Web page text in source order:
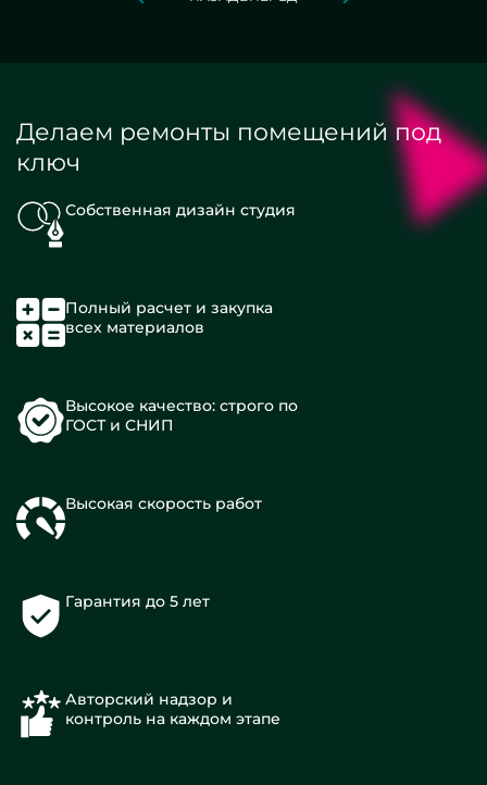
Делаем ремонты помещений под
ключ
Собственная дизайн студия
Полный расчет и закупка
всех материалов
Высокое качество: строго по
ГОСТ и СНИП
Высокая скорость работ
Гарантия до 5 лет
Авторский надзор и
контроль на каждом этапе